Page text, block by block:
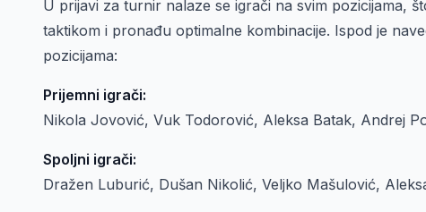
U prijavi za turnir nalaze se igrači na svim pozicijama,
taktikom i pronađu optimalne kombinacije. Ispod je
pozicijama:
Prijemni igrači:
Nikola Jovović, Vuk Todorović, Aleksa Batak, Andrej
Spoljni igrači:
Dražen Luburić, Dušan Nikolić, Veljko Mašulović,